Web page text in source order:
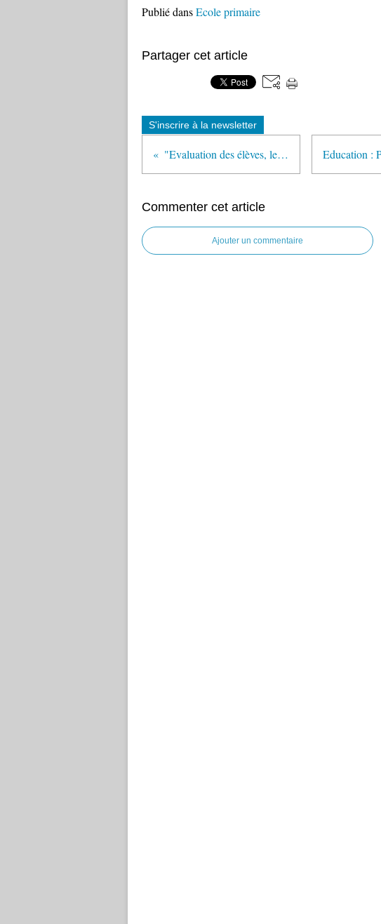
Publié dansEcole primaire
Partager cet article
S'inscrire à la newsletter
"Evaluation des élèves, le grand bazar" (lexpress.fr)
Commenter cet article
Ajouter un commentaire